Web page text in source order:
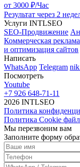
от 3000 ₽/Час
Результат через 2
Услуги INTLSEO
SEO-Продвижение
Коммерческая реклама
и оптимизация сайтов
Написать
WhatsApp Telegram
Посмотреть
Youtube
+7 926 648-71-11
2026 INTLSEO
Политика
Политика Cookie
Мы перезвоним вам
Заполните форму